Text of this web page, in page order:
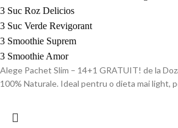
3 Suc Roz Delicios
3 Suc Verde Revigorant
3 Smoothie Suprem
3 Smoothie Amor
Alege Pachet Slim – 14+1 GRATUIT! de la
100% Naturale. Ideal pentru o dieta mai light,